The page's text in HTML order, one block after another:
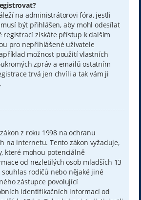
na administrátorovi fóra, jestli
být přihlášen, aby mohl odesílat
registrací získáte přístup k dalším
pro nepřihlášené uživatele
možnost použití vlastních
zpráv a emailů ostatním
trvá jen chvíli a tak vám ji
z roku 1998 na ochranu
na internetu. Tento zákon vyžaduje,
které mohou potenciálně
od nezletilých osob mladších 13
souhlas rodičů nebo nějaké jiné
zástupce povolující
identifikačních informací od